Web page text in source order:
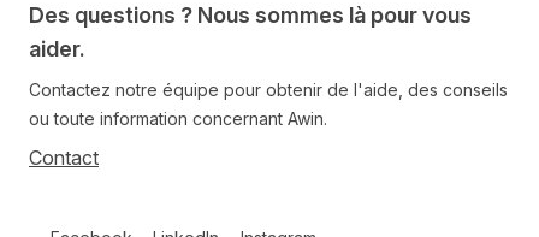
Des questions ? Nous sommes là pour vous
aider.
Contactez notre équipe pour obtenir de l'aide, des conseils
ou toute information concernant Awin.
Contact